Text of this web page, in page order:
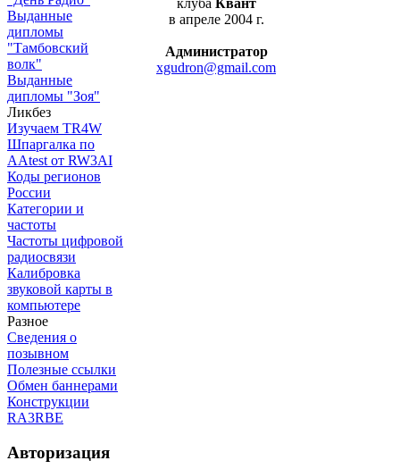
Выданные
дипломы
"Тамбовский
волк"
Выданные
дипломы "Зоя"
Ликбез
Изучаем TR4W
Шпаргалка по
AAtest от RW3AI
Коды регионов
России
Категории и
частоты
Частоты цифровой
радиосвязи
Калибровка
звуковой карты в
компьютере
Разное
Сведения о
позывном
Полезные ссылки
Обмен баннерами
Конструкции
RA3RBE
Авторизация
клуба Квант
в апреле 2004 г.
Администратор
xgudron@gmail.com